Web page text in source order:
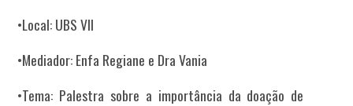
•Local: UBS VII
•Mediador: Enfa Regiane e Dra Vania
•Tema: Palestra sobre a importância da doação de